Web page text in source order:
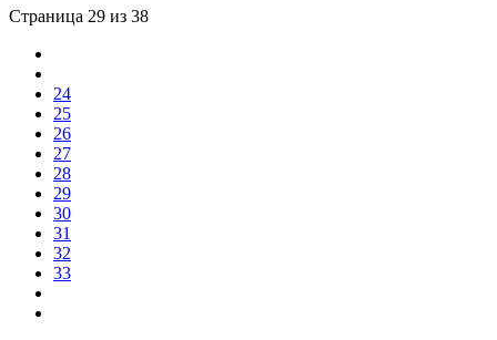
Страница 29 из 38
24
25
26
27
28
29
30
31
32
33